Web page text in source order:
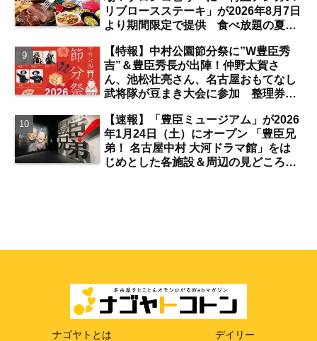
リブロースステーキ」が2026年8月7日
より期間限定で提供 食べ放題の夏ブ
発】
【特報】中村公園節分祭に”W豊臣秀
吉”＆豊臣秀長が出陣！仲野太賀さ
ん、池松壮亮さん、名古屋おもてなし
武将隊が豆まき大会に参加 整理券を
【速報】「豊臣ミュージアム」が2026
年1月24日（土）にオープン 「豊臣兄
弟！ 名古屋中村 大河ドラマ館」をは
じめとした各施設＆周辺の見どころ
ナゴヤトとは デイリー